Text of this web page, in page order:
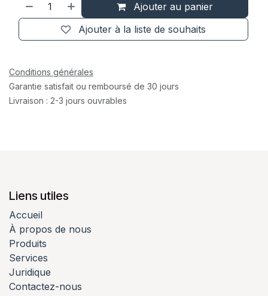
Ajouter au panier
Ajouter à la liste de souhaits
Conditions générales
Garantie satisfait ou remboursé de 30 jours
Livraison : 2-3 jours ouvrables
Liens utiles
Accueil
À propos de nous
Produits
Services
Juridique
Contactez-nous